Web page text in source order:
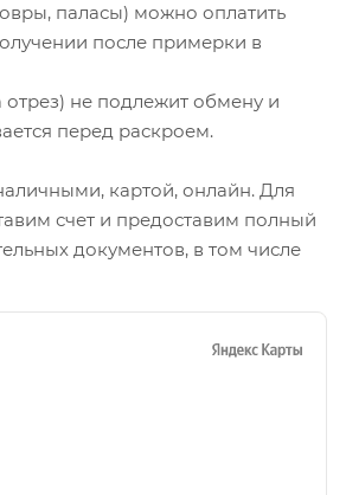
паласы) можно оплатить
после примерки в
не подлежит обмену и
перед раскроем.
картой, онлайн. Для
счет и предоставим полный
документов, в том числе